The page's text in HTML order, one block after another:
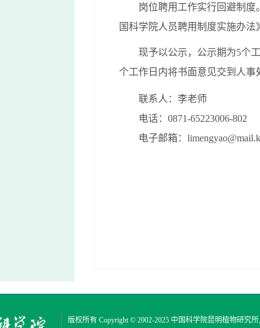
岗位聘用工作实行回避制度
国科学院人员聘用制度实施办法》
现予以公示，公示期为5个
个工作日内将书面意见交到人事
联系人：李老师
电话：0871-
电子邮箱：
版权所有 Copyright © 2002-2025 中国科学院昆明植物研究所